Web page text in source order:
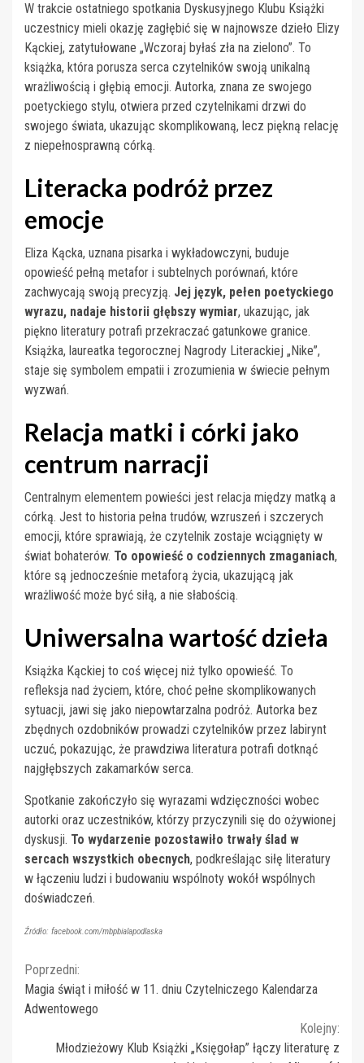
W trakcie ostatniego spotkania Dyskusyjnego Klubu Książki
uczestnicy mieli okazję zagłębić się w najnowsze dzieło Elizy
Kąckiej, zatytułowane „Wczoraj byłaś zła na zielono”. To
książka, która porusza serca czytelników swoją unikalną
wrażliwością i głębią emocji. Autorka, znana ze swojego
poetyckiego stylu, otwiera przed czytelnikami drzwi do
swojego świata, ukazując skomplikowaną, lecz piękną relację
z niepełnosprawną córką.
Literacka podróż przez
emocje
Eliza Kącka, uznana pisarka i wykładowczyni, buduje
opowieść pełną metafor i subtelnych porównań, które
zachwycają swoją precyzją. Jej język, pełen poetyckiego
wyrazu, nadaje historii głębszy wymiar, ukazując, jak
piękno literatury potrafi przekraczać gatunkowe granice.
Książka, laureatka tegorocznej Nagrody Literackiej „Nike”,
staje się symbolem empatii i zrozumienia w świecie pełnym
wyzwań.
Relacja matki i córki jako
centrum narracji
Centralnym elementem powieści jest relacja między matką a
córką. Jest to historia pełna trudów, wzruszeń i szczerych
emocji, które sprawiają, że czytelnik zostaje wciągnięty w
świat bohaterów. To opowieść o codziennych zmaganiach,
które są jednocześnie metaforą życia, ukazującą jak
wrażliwość może być siłą, a nie słabością.
Uniwersalna wartość dzieła
Książka Kąckiej to coś więcej niż tylko opowieść. To
refleksja nad życiem, które, choć pełne skomplikowanych
sytuacji, jawi się jako niepowtarzalna podróż. Autorka bez
zbędnych ozdobników prowadzi czytelników przez labirynt
uczuć, pokazując, że prawdziwa literatura potrafi dotknąć
najgłębszych zakamarków serca.
Spotkanie zakończyło się wyrazami wdzięczności wobec
autorki oraz uczestników, którzy przyczynili się do ożywionej
dyskusji. To wydarzenie pozostawiło trwały ślad w
sercach wszystkich obecnych, podkreślając siłę literatury
w łączeniu ludzi i budowaniu wspólnoty wokół wspólnych
doświadczeń.
Źródło: facebook.com/mbpbialapodlaska
Continue
Reading
Poprzedni:
Magia świąt i miłość w 11. dniu Czytelniczego Kalendarza
Adwentowego
Kolejny:
Młodzieżowy Klub Książki „Księgołap” łączy literaturę z